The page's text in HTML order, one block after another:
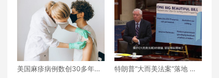
美国麻疹病例数创30多年来
特朗普“大而美法案”落地 誰